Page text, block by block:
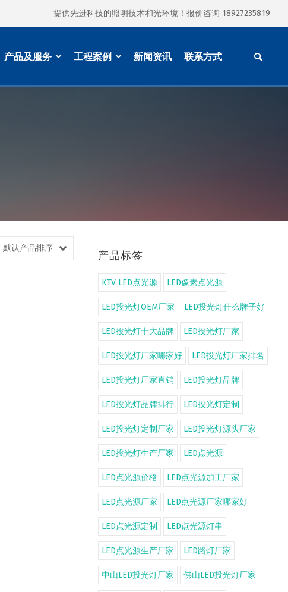
提供先进科技的照明技术和光环境！报价咨询 18927235819
产品及服务 工程案例 新闻资讯 联系方式
默认产品排序
产品标签
KTV LED点光源 LED像素点光源
LED投光灯OEM厂家 LED投光灯什么牌子好
LED投光灯十大品牌 LED投光灯厂家
LED投光灯厂家哪家好 LED投光灯厂家排名
LED投光灯厂家直销 LED投光灯品牌
LED投光灯品牌排行 LED投光灯定制
LED投光灯定制厂家 LED投光灯源头厂家
LED投光灯生产厂家 LED点光源
LED点光源价格 LED点光源加工厂家
LED点光源厂家 LED点光源厂家哪家好
LED点光源定制 LED点光源灯串
LED点光源生产厂家 LED路灯厂家
中山LED投光灯厂家 佛山LED投光灯厂家